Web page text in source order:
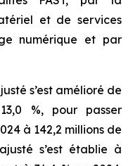
et de services
numérique et par
s’est amélioré de
%, pour passer
à 142,2 millions de
s’est établie à